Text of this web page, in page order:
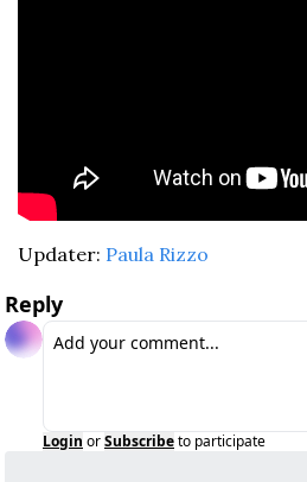
Updater: Paula Rizzo
Reply
Login orSubscribeto participate